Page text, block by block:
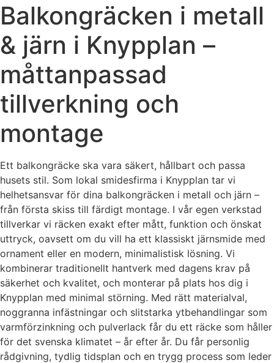
Balkongräcken i metall
& järn i Knypplan –
måttanpassad
tillverkning och
montage
Ett balkongräcke ska vara säkert, hållbart och passa
husets stil. Som lokal smidesfirma i Knypplan tar vi
helhetsansvar för dina balkongräcken i metall och järn –
från första skiss till färdigt montage. I vår egen verkstad
tillverkar vi räcken exakt efter mått, funktion och önskat
uttryck, oavsett om du vill ha ett klassiskt järnsmide med
ornament eller en modern, minimalistisk lösning. Vi
kombinerar traditionellt hantverk med dagens krav på
säkerhet och kvalitet, och monterar på plats hos dig i
Knypplan med minimal störning. Med rätt materialval,
noggranna infästningar och slitstarka ytbehandlingar som
varmförzinkning och pulverlack får du ett räcke som håller
för det svenska klimatet – år efter år. Du får personlig
rådgivning, tydlig tidsplan och en trygg process som leder